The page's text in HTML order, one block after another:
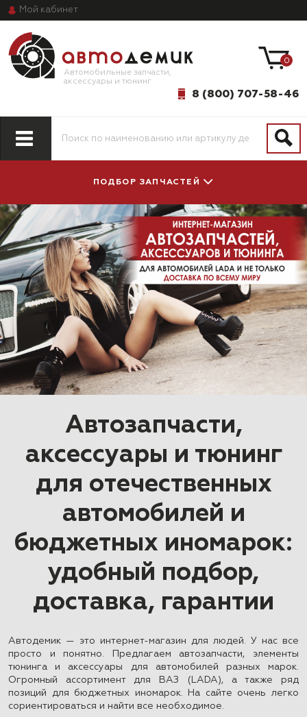
Мой кабинет
Автомобильные запчасти,
аксессуары и тюнинг
8 (800) 707-58-46
0
ПОДБОР ЗАПЧАСТЕЙ
ПО МОДЕЛИ
АВТОМОБИЛЯ
ПО СИСТЕМАМ
И АГРЕГАТАМ
ПОДОБРАТЬ
Автозапчасти,
аксессуары и тюнинг
для отечественных
автомобилей и
бюджетных иномарок:
удобный подбор,
доставка, гарантии
Автодемик — это интернет-магазин для людей. У нас все
просто и понятно. Предлагаем автозапчасти, элементы
тюнинга и аксессуары для автомобилей разных марок.
Огромный ассортимент для ВАЗ (LADA), а также ряд
позиций для бюджетных иномарок. На сайте очень легко
сориентироваться и найти все необходимое.